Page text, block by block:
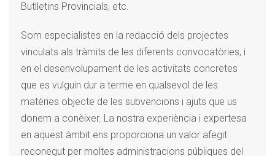
Butlletins Provincials, etc.
Som especialistes en la redacció dels projectes
vinculats als tràmits de les diferents convocatòries, i
en el desenvolupament de les activitats concretes
que es vulguin dur a terme en qualsevol de les
matèries objecte de les subvencions i ajuts que us
donem a conèixer. La nostra experiència i expertesa
en aquest àmbit ens proporciona un valor afegit
reconegut per moltes administracions públiques del